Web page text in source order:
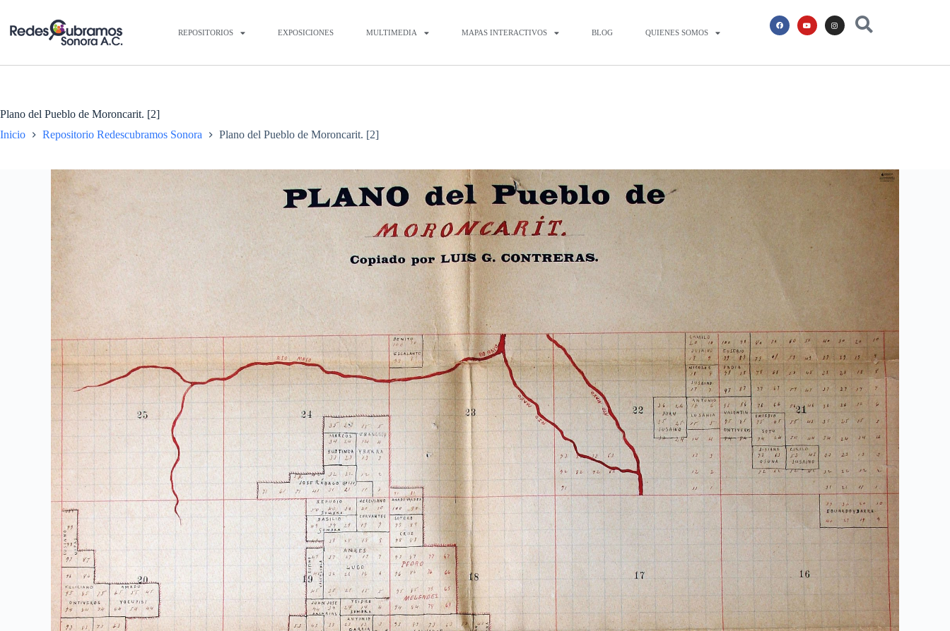
REPOSITORIOS EXPOSICIONES MULTIMEDIA MAPAS INTERACTIVOS BLOG QUIENES SOMOS
Plano del Pueblo de Moroncarit. [2]
Inicio
Repositorio Redescubramos Sonora Plano del Pueblo de Moroncarit. [2]